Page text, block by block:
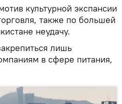
культурной экспансии
также по большей
неудачу.
лишь
в сфере питания,